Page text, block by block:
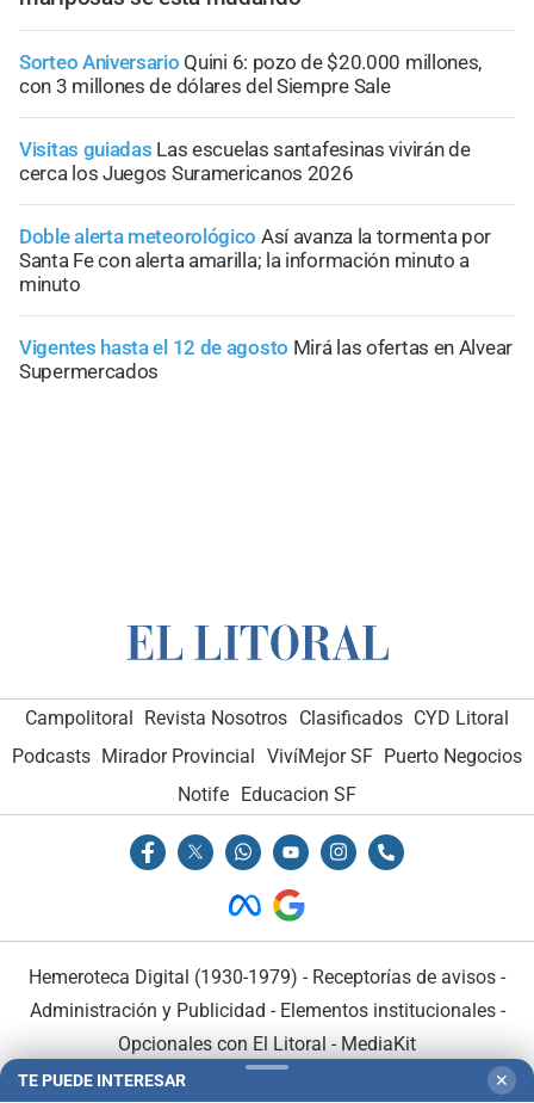
Sorteo Aniversario Quini 6: pozo de $20.000 millones,
con 3 millones de dólares del Siempre Sale
Visitas guiadas Las escuelas santafesinas vivirán de
cerca los Juegos Suramericanos 2026
Doble alerta meteorológico Así avanza la tormenta por
Santa Fe con alerta amarilla; la información minuto a
minuto
Vigentes hasta el 12 de agosto Mirá las ofertas en Alvear
Supermercados
Campolitoral Revista Nosotros Clasificados CYD Litoral
Podcasts Mirador Provincial VivíMejor SF Puerto Negocios
Notife Educacion SF
Hemeroteca Digital (1930-1979) - Receptorías de avisos -
Administración y Publicidad - Elementos institucionales-
Opcionales con El Litoral - MediaKit
TE PUEDE INTERESAR ✕